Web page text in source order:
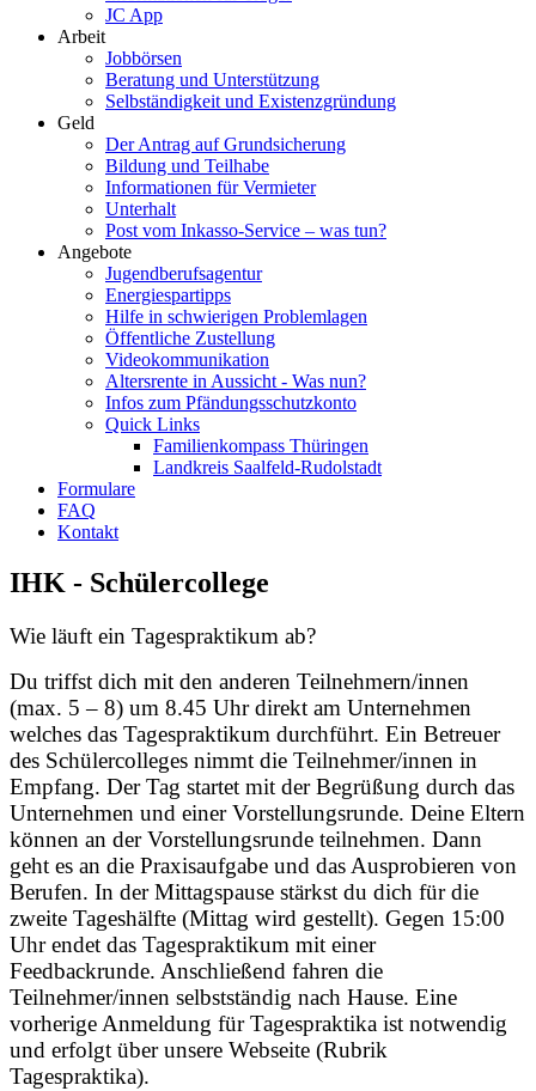
JC App
Arbeit
Jobbörsen
Beratung und Unterstützung
Selbständigkeit und Existenzgründung
Geld
Der Antrag auf Grundsicherung
Bildung und Teilhabe
Informationen für Vermieter
Unterhalt
Post vom Inkasso-Service – was tun?
Angebote
Jugendberufsagentur
Energiespartipps
Hilfe in schwierigen Problemlagen
Öffentliche Zustellung
Videokommunikation
Altersrente in Aussicht - Was nun?
Infos zum Pfändungsschutzkonto
Quick Links
Familienkompass Thüringen
Landkreis Saalfeld-Rudolstadt
Formulare
FAQ
Kontakt
IHK - Schülercollege
Wie läuft ein Tagespraktikum ab?
Du triffst dich mit den anderen Teilnehmern/innen
(max. 5 – 8) um 8.45 Uhr direkt am Unternehmen
welches das Tagespraktikum durchführt. Ein Betreuer
des Schülercolleges nimmt die Teilnehmer/innen in
Empfang. Der Tag startet mit der Begrüßung durch das
Unternehmen und einer Vorstellungsrunde. Deine Eltern
können an der Vorstellungsrunde teilnehmen. Dann
geht es an die Praxisaufgabe und das Ausprobieren von
Berufen. In der Mittagspause stärkst du dich für die
zweite Tageshälfte (Mittag wird gestellt). Gegen 15:00
Uhr endet das Tagespraktikum mit einer
Feedbackrunde. Anschließend fahren die
Teilnehmer/innen selbstständig nach Hause. Eine
vorherige Anmeldung für Tagespraktika ist notwendig
und erfolgt über unsere Webseite (Rubrik
Tagespraktika).